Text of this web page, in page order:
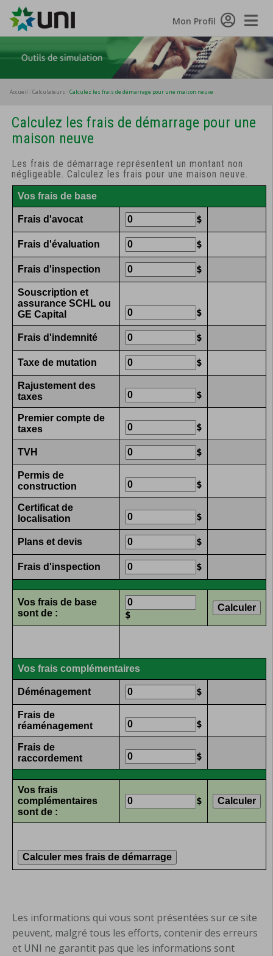
Toggle
Mon Profil
Accueil Calculateurs Calculez les frais de démarrage pour une maison neuve
Calculez les frais de démarrage pour une
maison neuve
Les frais de démarrage représentent un montant non
négligeable. Calculez les frais pour une maison neuve.
Vos frais de base
Frais d'avocat $
Frais d'évaluation $
Frais d'inspection $
Souscription et
assurance SCHL ou
GE Capital
$
Frais d'indemnité $
Taxe de mutation $
Rajustement des
taxes
$
Premier compte de
taxes
$
TVH $
Permis de
construction
$
Certificat de
localisation
$
Plans et devis $
Frais d'inspection $
Vos frais de base
sont de :
$
Vos frais complémentaires
Déménagement $
Frais de
réaménagement
$
Frais de
raccordement
$
Vos frais
complémentaires
sont de :
$
Les informations qui vous sont présentées sur ce site
peuvent, malgré tous les efforts, contenir des erreurs
et UNI ne garantit pas que les informations sont